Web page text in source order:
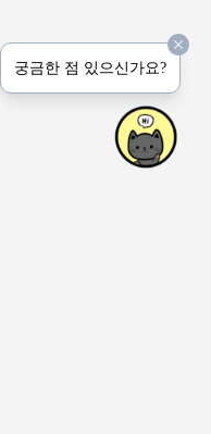
궁금한 점 있으신가요?